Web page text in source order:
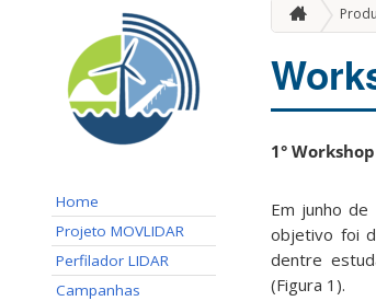
Home
Projeto MOVLIDAR
Perfilador LIDAR
Campanhas
1°
Em junho de
objetivo foi
dentre
(Figura 1).